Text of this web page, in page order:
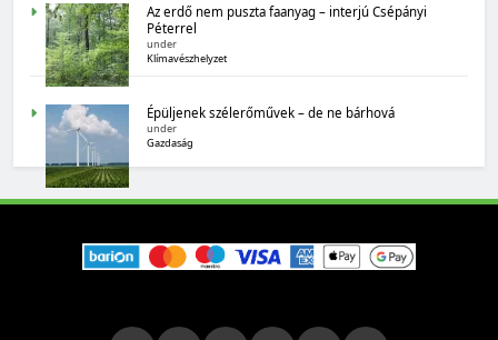
MAGYARORSZÁG SZÁMOKBAN
Magyarország számokban: biogazdálkodás
MAGYARORSZÁG SZÁMOKBAN
Az erdő nem puszta faanyag – interjú Csépányi
Péterrel
under
Klímavészhelyzet
Épüljenek szélerőművek – de ne bárhová
under
Gazdaság